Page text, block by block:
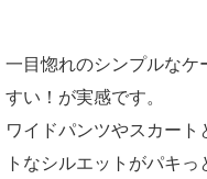
一目惚れのシンプルなケ
すい！が実感です。
ワイドパンツやスカー
トなシルエットがパキっ